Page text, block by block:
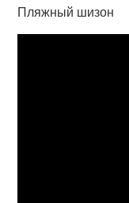
Пляжный шизон